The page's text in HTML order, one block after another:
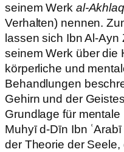
seinem Werk al-
Verhalten) nennen.
lassen sich Ibn Al-Ayn
seinem Werk über die
körperliche und
Behandlungen
Gehirn und der
Grundlage für
Muhyī d-Dīn Ibn
der Theorie der